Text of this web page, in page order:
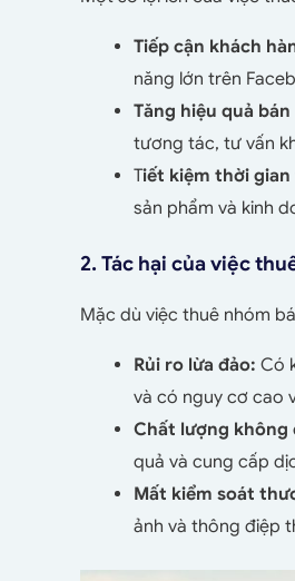
Tiếp cận khách
năng lớn trên
Tăng hiệu quả
tương tác, tư vấn
Tiết kiệm thời gian
sản phẩm và kinh
2. Tác hại của việc
Mặc dù việc thuê nhóm
Rủi ro lừa đảo: Có
và có nguy cơ cao
Chất lượng không
quả và cung cấp
Mất kiểm soát
ảnh và thông điệp